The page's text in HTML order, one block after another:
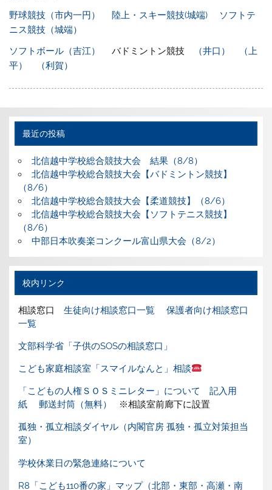
野球競技（市内一円）
陸上・スキー競技(城端)
ソフトテ
ニス競技（城端）
ソフトボール（吉江）
バドミントン競技 （井口）
（上
平）
（利賀）
最近の投稿
北信越中学校総合競技大会 結果（8/8）
北信越中学校総合競技大会【バドミントン競技】
（8/6）
北信越中学校総合競技大会【柔道競技】（8/6）
北信越中学校総合競技大会【ソフトテニス競技】
（8/6）
中部日本吹奏楽コンクール富山県大会（8/2）
校内リンク
相談窓口生徒向け相談窓口一覧
保護者向け相談窓口
一覧
文部科学省「子供のSOSの相談窓口」
こども家庭相談室「スマイルなんと」相談
「こどもの人権ＳＯＳミニレター」について
記入用
紙
郵送封筒（無料） ※相談室前廊下に設置
孤独・孤立相談ダイヤル（内閣官房 孤独・孤立対策担当
室）
学校休業日の緊急連絡について
R8「こども110番の家」マップ（北部・東部・高瀬・南